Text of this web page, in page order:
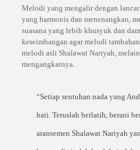
Melodi yang mengalir dengan
yang harmonis dan menenangkan,
suasana yang lebih khusyuk dan
keseimbangan agar melodi
melodi asli Shalawat Nariyah,
mengangkatnya.
“Setiap sentuhan nada yang
hati. Teruslah berlatih, berani
aransemen Shalawat Nariyah